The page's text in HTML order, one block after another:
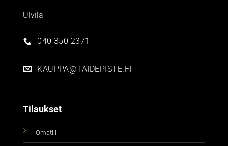
Ulvila
040 350 2371
KAUPPA@TAIDEPISTE.FI
Tilaukset
Omatili